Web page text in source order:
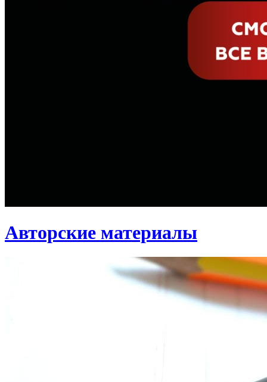
Авторские материалы